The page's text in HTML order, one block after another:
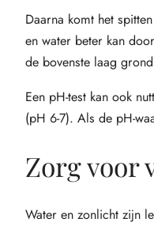
Daarna komt het
en water beter kan
de bovenste laag
Een pH-test kan ook
(pH 6-7). Als de pH-
Zorg voor
Water en zonlicht zijn